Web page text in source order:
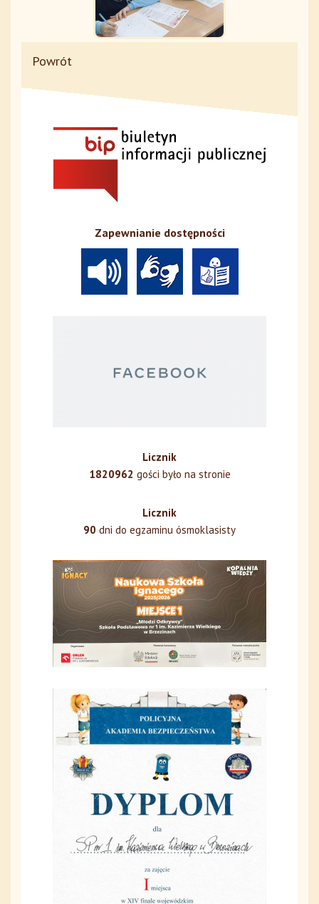
Powrót
Zapewnianie dostępności
Licznik
1820962 gości było na stronie
Licznik
90 dni do egzaminu ósmoklasisty